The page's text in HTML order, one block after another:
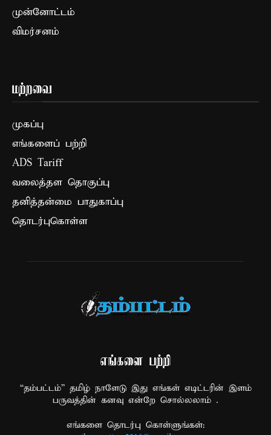
முன்னோட்டம்
விமர்சனம்
மற்றவை
முகப்பு
எங்களைப் பற்றி
ADS Tariff
வலைத்தள தொகுப்பு
தனித்தன்மை பாதுகாப்பு
தொடர்புகொள்ள
எங்களை பற்றி
“தம்பட்டம்” தமிழ் நாளேடு இது எங்கள் எடிட்டரின் இளம்
பருவத்தின் கனவு என்றே சொல்லலாம் .
எங்களை தொடர்பு கொள்ளுங்கள்: